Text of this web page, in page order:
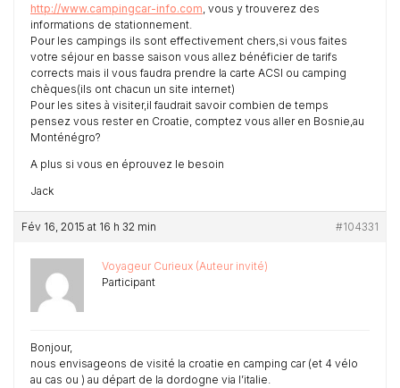
http://www.campingcar-info.com, vous y trouverez des
informations de stationnement.
Pour les campings ils sont effectivement chers,si vous faites
votre séjour en basse saison vous allez bénéficier de tarifs
corrects mais il vous faudra prendre la carte ACSI ou camping
chèques(ils ont chacun un site internet)
Pour les sites à visiter,il faudrait savoir combien de temps
pensez vous rester en Croatie, comptez vous aller en Bosnie,au
Monténégro?
A plus si vous en éprouvez le besoin
Jack
Fév 16, 2015 at 16 h 32 min #104331
Voyageur Curieux (Auteur invité)
Participant
Bonjour,
nous envisageons de visité la croatie en camping car (et 4 vélo
au cas ou ) au départ de la dordogne via l’italie.